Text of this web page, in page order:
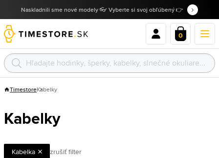
Naskladnili sme nové modely 👓 Vyberte si svoj obľúbený 👉
0
TimestoreKabelky
Kabelky
Kabelka zrušiť filter